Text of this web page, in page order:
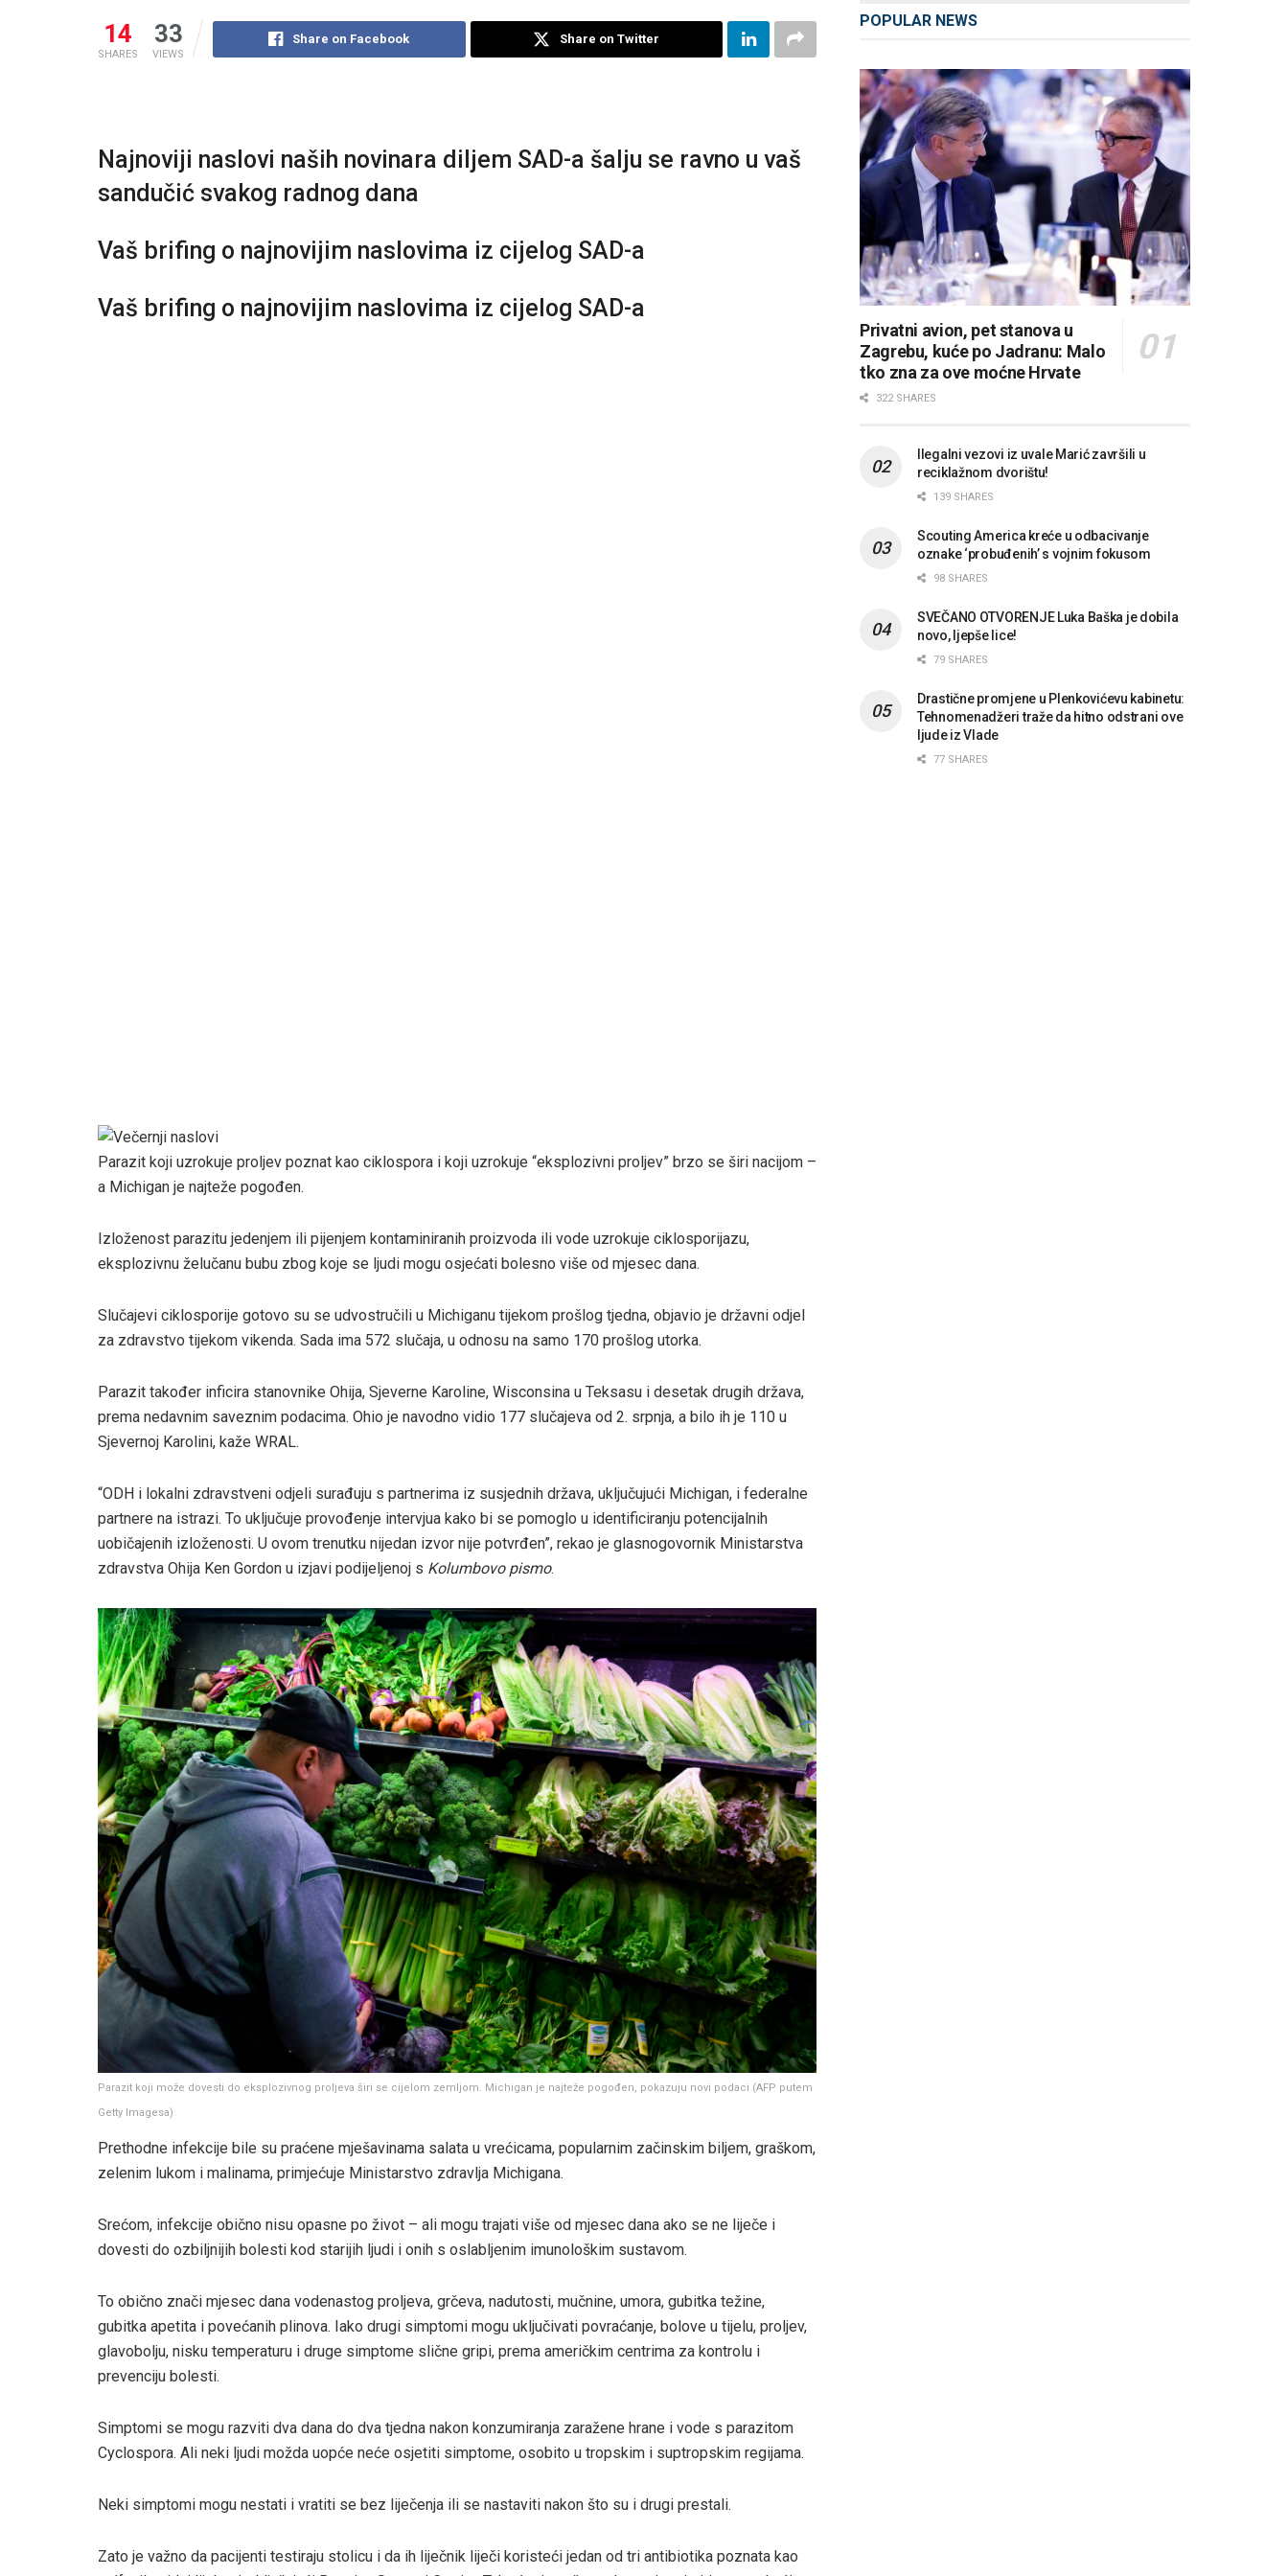
14
SHARES
33
VIEWS
Share on Facebook Share on Twitter
Najnoviji naslovi naših novinara diljem SAD-a šalju se ravno u vaš
sandučić svakog radnog dana
Vaš brifing o najnovijim naslovima iz cijelog SAD-a
Vaš brifing o najnovijim naslovima iz cijelog SAD-a
Parazit koji uzrokuje proljev poznat kao ciklospora i koji uzrokuje “eksplozivni proljev” brzo se širi nacijom –
a Michigan je najteže pogođen.
Izloženost parazitu jedenjem ili pijenjem kontaminiranih proizvoda ili vode uzrokuje ciklosporijazu,
eksplozivnu želučanu bubu zbog koje se ljudi mogu osjećati bolesno više od mjesec dana.
Slučajevi ciklosporije gotovo su se udvostručili u Michiganu tijekom prošlog tjedna, objavio je državni odjel
za zdravstvo tijekom vikenda. Sada ima 572 slučaja, u odnosu na samo 170 prošlog utorka.
Parazit također inficira stanovnike Ohija, Sjeverne Karoline, Wisconsina u Teksasu i desetak drugih država,
prema nedavnim saveznim podacima. Ohio je navodno vidio 177 slučajeva od 2. srpnja, a bilo ih je 110 u
Sjevernoj Karolini, kaže WRAL.
“ODH i lokalni zdravstveni odjeli surađuju s partnerima iz susjednih država, uključujući Michigan, i federalne
partnere na istrazi. To uključuje provođenje intervjua kako bi se pomoglo u identificiranju potencijalnih
uobičajenih izloženosti. U ovom trenutku nijedan izvor nije potvrđen”, rekao je glasnogovornik Ministarstva
zdravstva Ohija Ken Gordon u izjavi podijeljenoj s Kolumbovo pismo.
Parazit koji može dovesti do eksplozivnog proljeva širi se cijelom zemljom. Michigan je najteže pogođen, pokazuju novi podaci (AFP putem
Getty Imagesa)
Prethodne infekcije bile su praćene mješavinama salata u vrećicama, popularnim začinskim biljem, graškom,
zelenim lukom i malinama, primjećuje Ministarstvo zdravlja Michigana.
Srećom, infekcije obično nisu opasne po život – ali mogu trajati više od mjesec dana ako se ne liječe i
dovesti do ozbiljnijih bolesti kod starijih ljudi i onih s oslabljenim imunološkim sustavom.
To obično znači mjesec dana vodenastog proljeva, grčeva, nadutosti, mučnine, umora, gubitka težine,
gubitka apetita i povećanih plinova. Iako drugi simptomi mogu uključivati ​​povraćanje, bolove u tijelu, proljev,
glavobolju, nisku temperaturu i druge simptome slične gripi, prema američkim centrima za kontrolu i
prevenciju bolesti.
Simptomi se mogu razviti dva dana do dva tjedna nakon konzumiranja zaražene hrane i vode s parazitom
Cyclospora. Ali neki ljudi možda uopće neće osjetiti simptome, osobito u tropskim i suptropskim regijama.
Neki simptomi mogu nestati i vratiti se bez liječenja ili se nastaviti nakon što su i drugi prestali.
Zato je važno da pacijenti testiraju stolicu i da ih liječnik liječi koristeći jedan od tri antibiotika poznata kao
POPULAR NEWS
Privatni avion, pet stanova u
Zagrebu, kuće po Jadranu: Malo
tko zna za ove moćne Hrvate
322 SHARES
Ilegalni vezovi iz uvale Marić završili u
reciklažnom dvorištu!
139 SHARES
Scouting America kreće u odbacivanje
oznake ‘probuđenih’ s vojnim fokusom
98 SHARES
SVEČANO OTVORENJE Luka Baška je dobila
novo, ljepše lice!
79 SHARES
Drastične promjene u Plenkovićevu kabinetu:
Tehnomenadžeri traže da hitno odstrani ove
ljude iz Vlade
77 SHARES